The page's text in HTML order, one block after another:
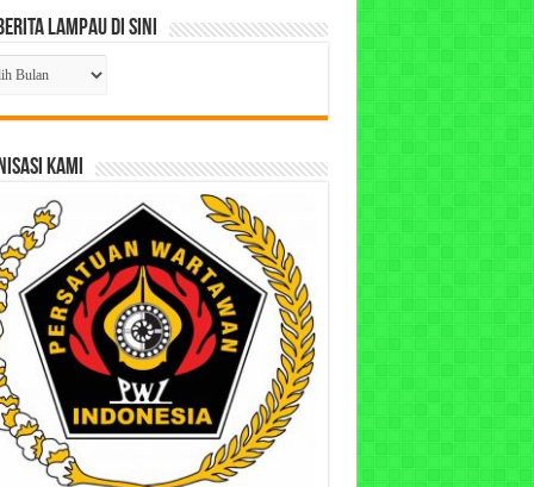
Lampau di Sini
KAMI